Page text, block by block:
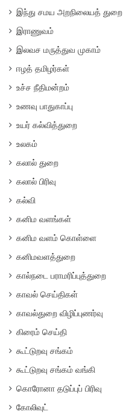
இந்து சமய அறநிலையத் துறை
இராணுவம்
இலவச மருத்துவ முகாம்
ஈழத் தமிழர்கள்
உச்ச நீதிமன்றம்
உணவு பாதுகாப்பு
உயர் கல்வித்துறை
உலகம்
கலால் துறை
கலால் பிரிவு
கல்வி
கனிம வளங்கள்
கனிம வளம் கொள்ளை
கனிமவளத்துறை
கால்நடை பராமரிப்புத்துறை
காவல் செய்திகள்
காவல்துறை விழிப்புணர்வு
கிரைம் செய்தி
கூட்டுறவு சங்கம்
கூட்டுறவு சங்கம் வங்கி
கொரோனா தடுப்புப் பிரிவு
கோலிவுட்